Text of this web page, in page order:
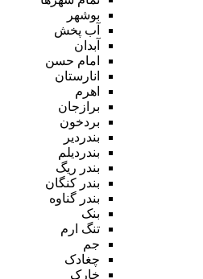
بوشهر
آب پخش
آبدان
امام حسن
انارستان
اهرم
برازجان
بردخون
بندردیر
بندردیلم
بندر ریگ
بندر کنگان
بندر گناوه
بنک
تنگ ارم
جم
چغادک
خارک